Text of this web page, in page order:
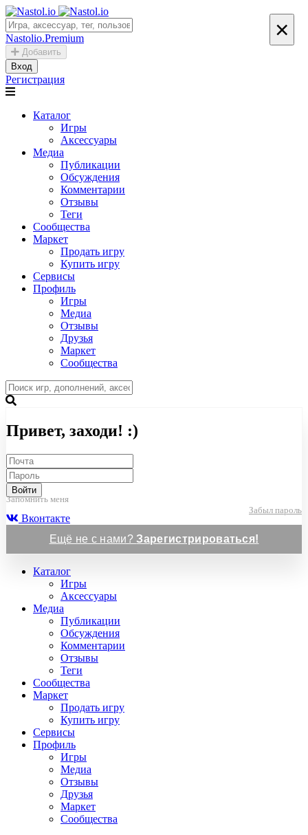
Nastolio.Premium
Добавить
Вход
Регистрация
Каталог
Игры
Аксессуары
Медиа
Публикации
Обсуждения
Комментарии
Отзывы
Теги
Сообщества
Маркет
Продать игру
Купить игру
Сервисы
Профиль
Игры
Медиа
Отзывы
Друзья
Маркет
Сообщества
×
Привет, заходи! :)
Войти
Запомнить меня
Забыл пароль
Вконтакте
Ещё не с нами?Зарегистрироваться!
Каталог
Игры
Аксессуары
Медиа
Публикации
Обсуждения
Комментарии
Отзывы
Теги
Сообщества
Маркет
Продать игру
Купить игру
Сервисы
Профиль
Игры
Медиа
Отзывы
Друзья
Маркет
Сообщества